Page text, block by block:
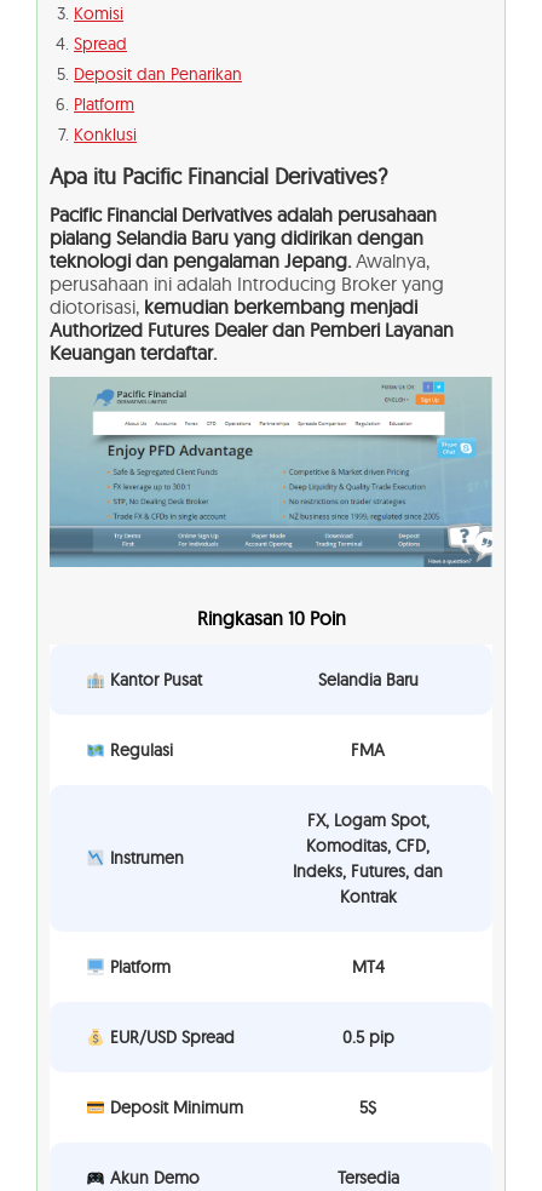
Komisi
Spread
Deposit dan Penarikan
Platform
Konklusi
Apa itu Pacific Financial Derivatives?
Pacific Financial Derivatives adalah perusahaan
pialang Selandia Baru yang didirikan dengan
teknologi dan pengalaman Jepang. Awalnya,
perusahaan ini adalah Introducing Broker yang
diotorisasi, kemudian berkembang menjadi
Authorized Futures Dealer dan Pemberi Layanan
Keuangan terdaftar.
Ringkasan 10 Poin
Kantor Pusat Selandia Baru
Regulasi FMA
Instrumen
FX, Logam Spot,
Komoditas, CFD,
Indeks, Futures, dan
Kontrak
Platform MT4
EUR/USD Spread 0.5 pip
Deposit Minimum 5$
Akun Demo Tersedia